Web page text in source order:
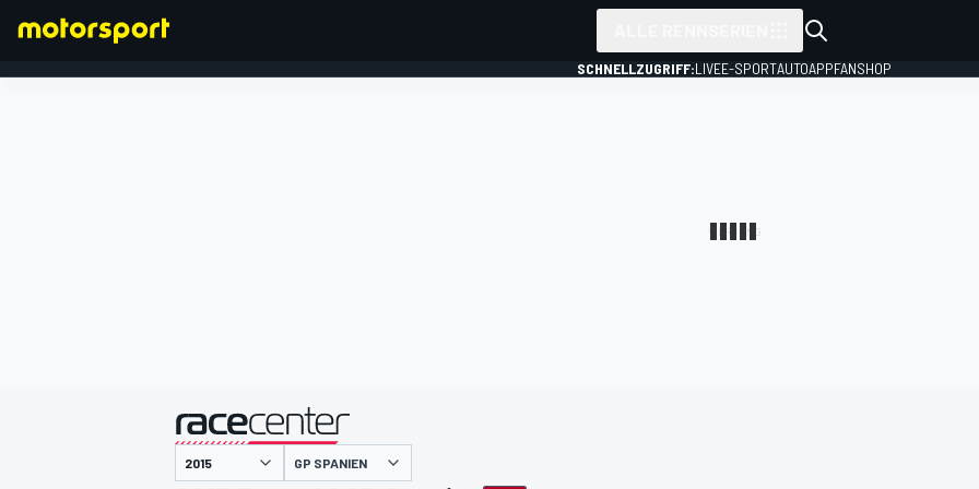
SCHNELLZUGRIFF:LIVEE-SPORTAUTOAPPFANSHOP
GP SPANIEN